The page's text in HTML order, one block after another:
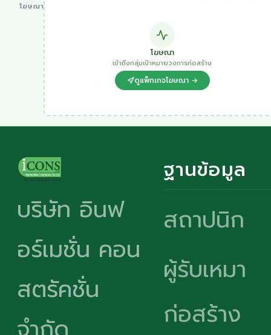
โฆษณา
โฆษณา
เข้าถึงกลุ่มเป้าหมายวงการก่อสร้าง
ดูแพ็กเกจโฆษณา →
บริษัท อินฟ
อร์เมชั่น คอน
สตรัคชั่น
ฐานข้อมูล
สถาปนิก
ผู้รับเหมา
ก่อสร้าง